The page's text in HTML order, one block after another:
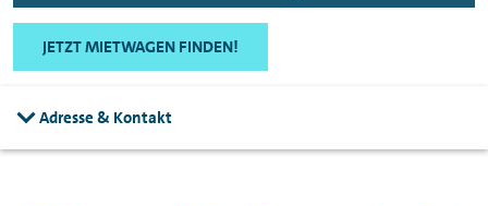
JETZT MIETWAGEN FINDEN!
Adresse & Kontakt